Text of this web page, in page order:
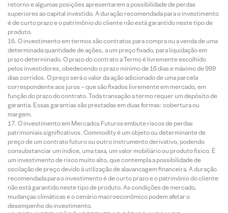
retorno e algumas posições apresentarem a possibilidade de perdas
superiores ao capital investido. A duração recomendada para o investimento
é de curto prazo e o patrimônio do cliente não está garantido neste tipo de
produto.
O investimento em termos são contratos para compra ou a venda de uma
determinada quantidade de ações, a um preço fixado, para liquidação em
prazo determinado. O prazo do contrato a Termo é livremente escolhido
pelos investidores, obedecendo o prazo mínimo de 16 dias e máximo de 999
dias corridos. O preço será o valor da ação adicionado de uma parcela
correspondente aos juros – que são fixados livremente em mercado, em
função do prazo do contrato. Toda transação a termo requer um depósito de
garantia. Essas garantias são prestadas em duas formas: cobertura ou
margem.
O investimento em Mercados Futuros embute riscos de perdas
patrimoniais significativos. Commodity é um objeto ou determinante de
preço de um contrato futuro ou outro instrumento derivativo, podendo
consubstanciar um índice, uma taxa, um valor mobiliário ou produto físico. É
um investimento de risco muito alto, que contempla a possibilidade de
oscilação de preço devido à utilização de alavancagem financeira. A duração
recomendada para o investimento é de curto prazo e o patrimônio do cliente
não está garantido neste tipo de produto. As condições de mercado,
mudanças climáticas e o cenário macroeconômico podem afetar o
desempenho do investimento.